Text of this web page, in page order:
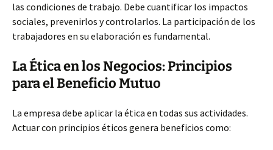
las condiciones de trabajo. Debe cuantificar los impactos
sociales, prevenirlos y controlarlos. La participación de los
trabajadores en su elaboración es fundamental.
La Ética en los Negocios: Principios
para el Beneficio Mutuo
La empresa debe aplicar la ética en todas sus actividades.
Actuar con principios éticos genera beneficios como: